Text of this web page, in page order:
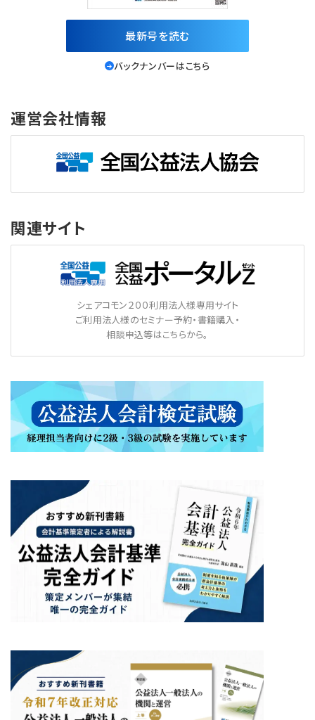
最新号を読む
バックナンバーはこちら
運営会社情報
関連サイト
シェアコモン２００利用法人様専用サイト
ご利用法人様のセミナー予約・書籍購入・
相談申込等はこちらから。